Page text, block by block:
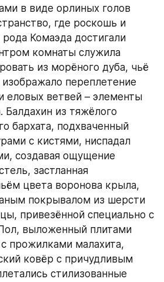
в виде орлиных голов
где роскошь и
Комаэда достигали
комнаты служила
из морёного дуба, чьё
изображало переплетение
еловых ветвей – элементы
Балдахин из тяжёлого
бархата, подхваченный
с кистями, ниспадал
создавая ощущение
застланная
цвета воронова крыла,
покрывалом из шерсти
привезённой специально с
выложенный плитами
прожилками малахита,
ковёр с причудливым
стилизованные